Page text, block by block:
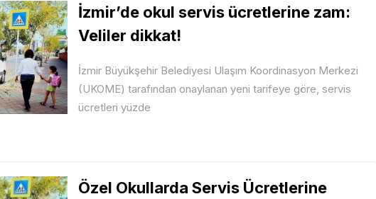
İzmir’de okul servis ücretlerine zam:
Veliler dikkat!
İzmir Büyükşehir Belediyesi Ulaşım Koordinasyon Merkezi
(UKOME) tarafından onaylanan yeni tarifeye göre, servis
ücretleri yüzde
Özel Okullarda Servis Ücretlerine